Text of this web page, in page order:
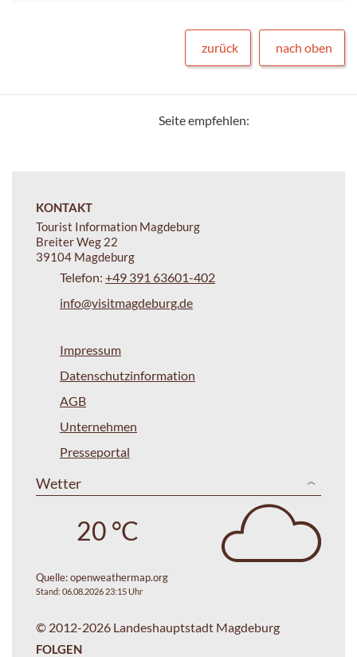
zurück nach oben
Seite empfehlen:
KONTAKT
Tourist Information Magdeburg
Breiter Weg 22
39104 Magdeburg
Telefon: +49 391 63601-402
info@visitmagdeburg.de
Impressum
Datenschutzinformation
AGB
Unternehmen
Presseportal
Wetter
20 °C
Quelle:openweathermap.org
Stand: 06.08.2026 23:15 Uhr
© 2012-2026 Landeshauptstadt Magdeburg
FOLGEN